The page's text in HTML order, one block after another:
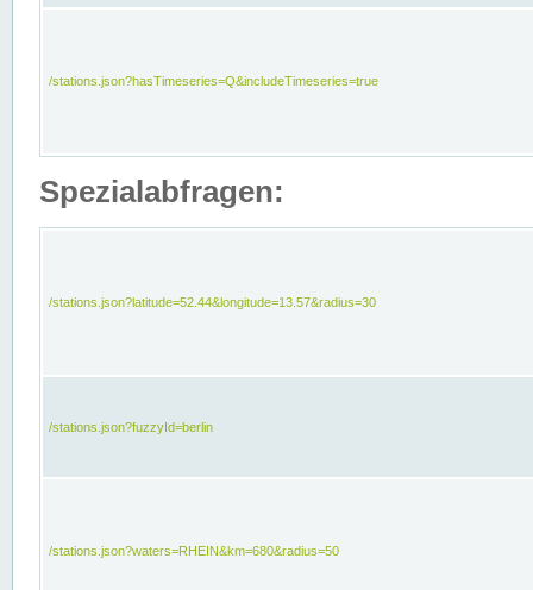
/stations.json?hasTimeseries=Q&includeTimeseries=true
Spezialabfragen:
/stations.json?latitude=52.44&longitude=13.57&radius=30
/stations.json?fuzzyId=berlin
/stations.json?waters=RHEIN&km=680&radius=50